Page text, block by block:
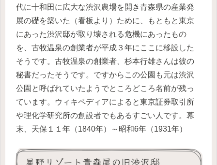
代に十和田に広大な渋沢農場を開き青森県の産業発
展の礎を築いた（看板より）ために、もともと東京
にあった渋沢邸が取り壊される危機にあったもの
を、古牧温泉の創業者が平成３年にここに移設した
そうです。古牧温泉の創業者、杉本行雄さんは彼の
秘書だったそうです。ですからこの公園も元は渋沢
公園と呼ばれていたようでところどころ名前が残っ
ています。ウィキペディアによると東京証券取引所
や理化学研究所の創設者でもあるすごい人です。幕
末、天保１１年（1840年）～昭和6年（1931年）
星野リゾート青森屋の旧渋沢邸